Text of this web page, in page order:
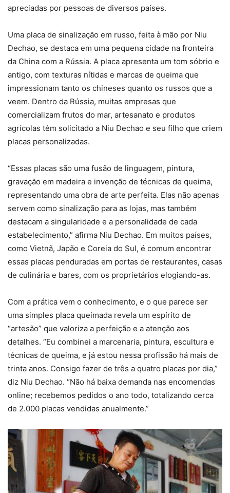
apreciadas por pessoas de diversos países.
Uma placa de sinalização em russo, feita à mão por Niu
Dechao, se destaca em uma pequena cidade na fronteira
da China com a Rússia. A placa apresenta um tom sóbrio e
antigo, com texturas nítidas e marcas de queima que
impressionam tanto os chineses quanto os russos que a
veem. Dentro da Rússia, muitas empresas que
comercializam frutos do mar, artesanato e produtos
agrícolas têm solicitado a Niu Dechao e seu filho que criem
placas personalizadas.
“Essas placas são uma fusão de linguagem, pintura,
gravação em madeira e invenção de técnicas de queima,
representando uma obra de arte perfeita. Elas não apenas
servem como sinalização para as lojas, mas também
destacam a singularidade e a personalidade de cada
estabelecimento,” afirma Niu Dechao. Em muitos países,
como Vietnã, Japão e Coreia do Sul, é comum encontrar
essas placas penduradas em portas de restaurantes, casas
de culinária e bares, com os proprietários elogiando-as.
Com a prática vem o conhecimento, e o que parece ser
uma simples placa queimada revela um espírito de
“artesão” que valoriza a perfeição e a atenção aos
detalhes. “Eu combinei a marcenaria, pintura, escultura e
técnicas de queima, e já estou nessa profissão há mais de
trinta anos. Consigo fazer de três a quatro placas por dia,”
diz Niu Dechao. “Não há baixa demanda nas encomendas
online; recebemos pedidos o ano todo, totalizando cerca
de 2.000 placas vendidas anualmente.”